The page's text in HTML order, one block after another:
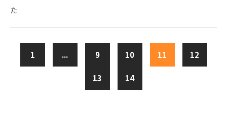
た
1 ... 9 10 11 12
13 14